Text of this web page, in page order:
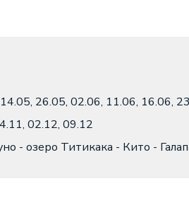
26.05, 02.06, 11.06, 16.06,
02.12, 09.12
- озеро Титикака - Кито -